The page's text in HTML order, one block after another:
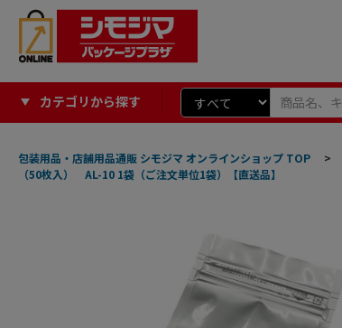
カテゴリから探す
包装用品・店舗用品通販 シモジマ オンラインショップ TOP >
（50枚入） AL-10 1袋（ご注文単位1袋）【直送品】